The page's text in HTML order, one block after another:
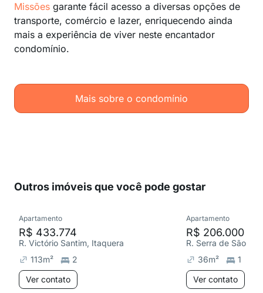
Missões garante fácil acesso a diversas opções de
transporte, comércio e lazer, enriquecendo ainda
mais a experiência de viver neste encantador
condomínio.
Mais sobre o condomínio
Outros imóveis que você pode gostar
Apartamento
R$ 433.774
R. Victório Santim, Itaquera
113m²
2
Ver contato
Apartamento
R$ 206.000
36m² 1
Ver contato